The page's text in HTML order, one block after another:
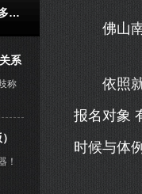
…
系
称
！
佛山南
依照就
报名对象
时候与体